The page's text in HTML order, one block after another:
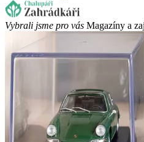
Vybrali jsme pro vás Magazíny a